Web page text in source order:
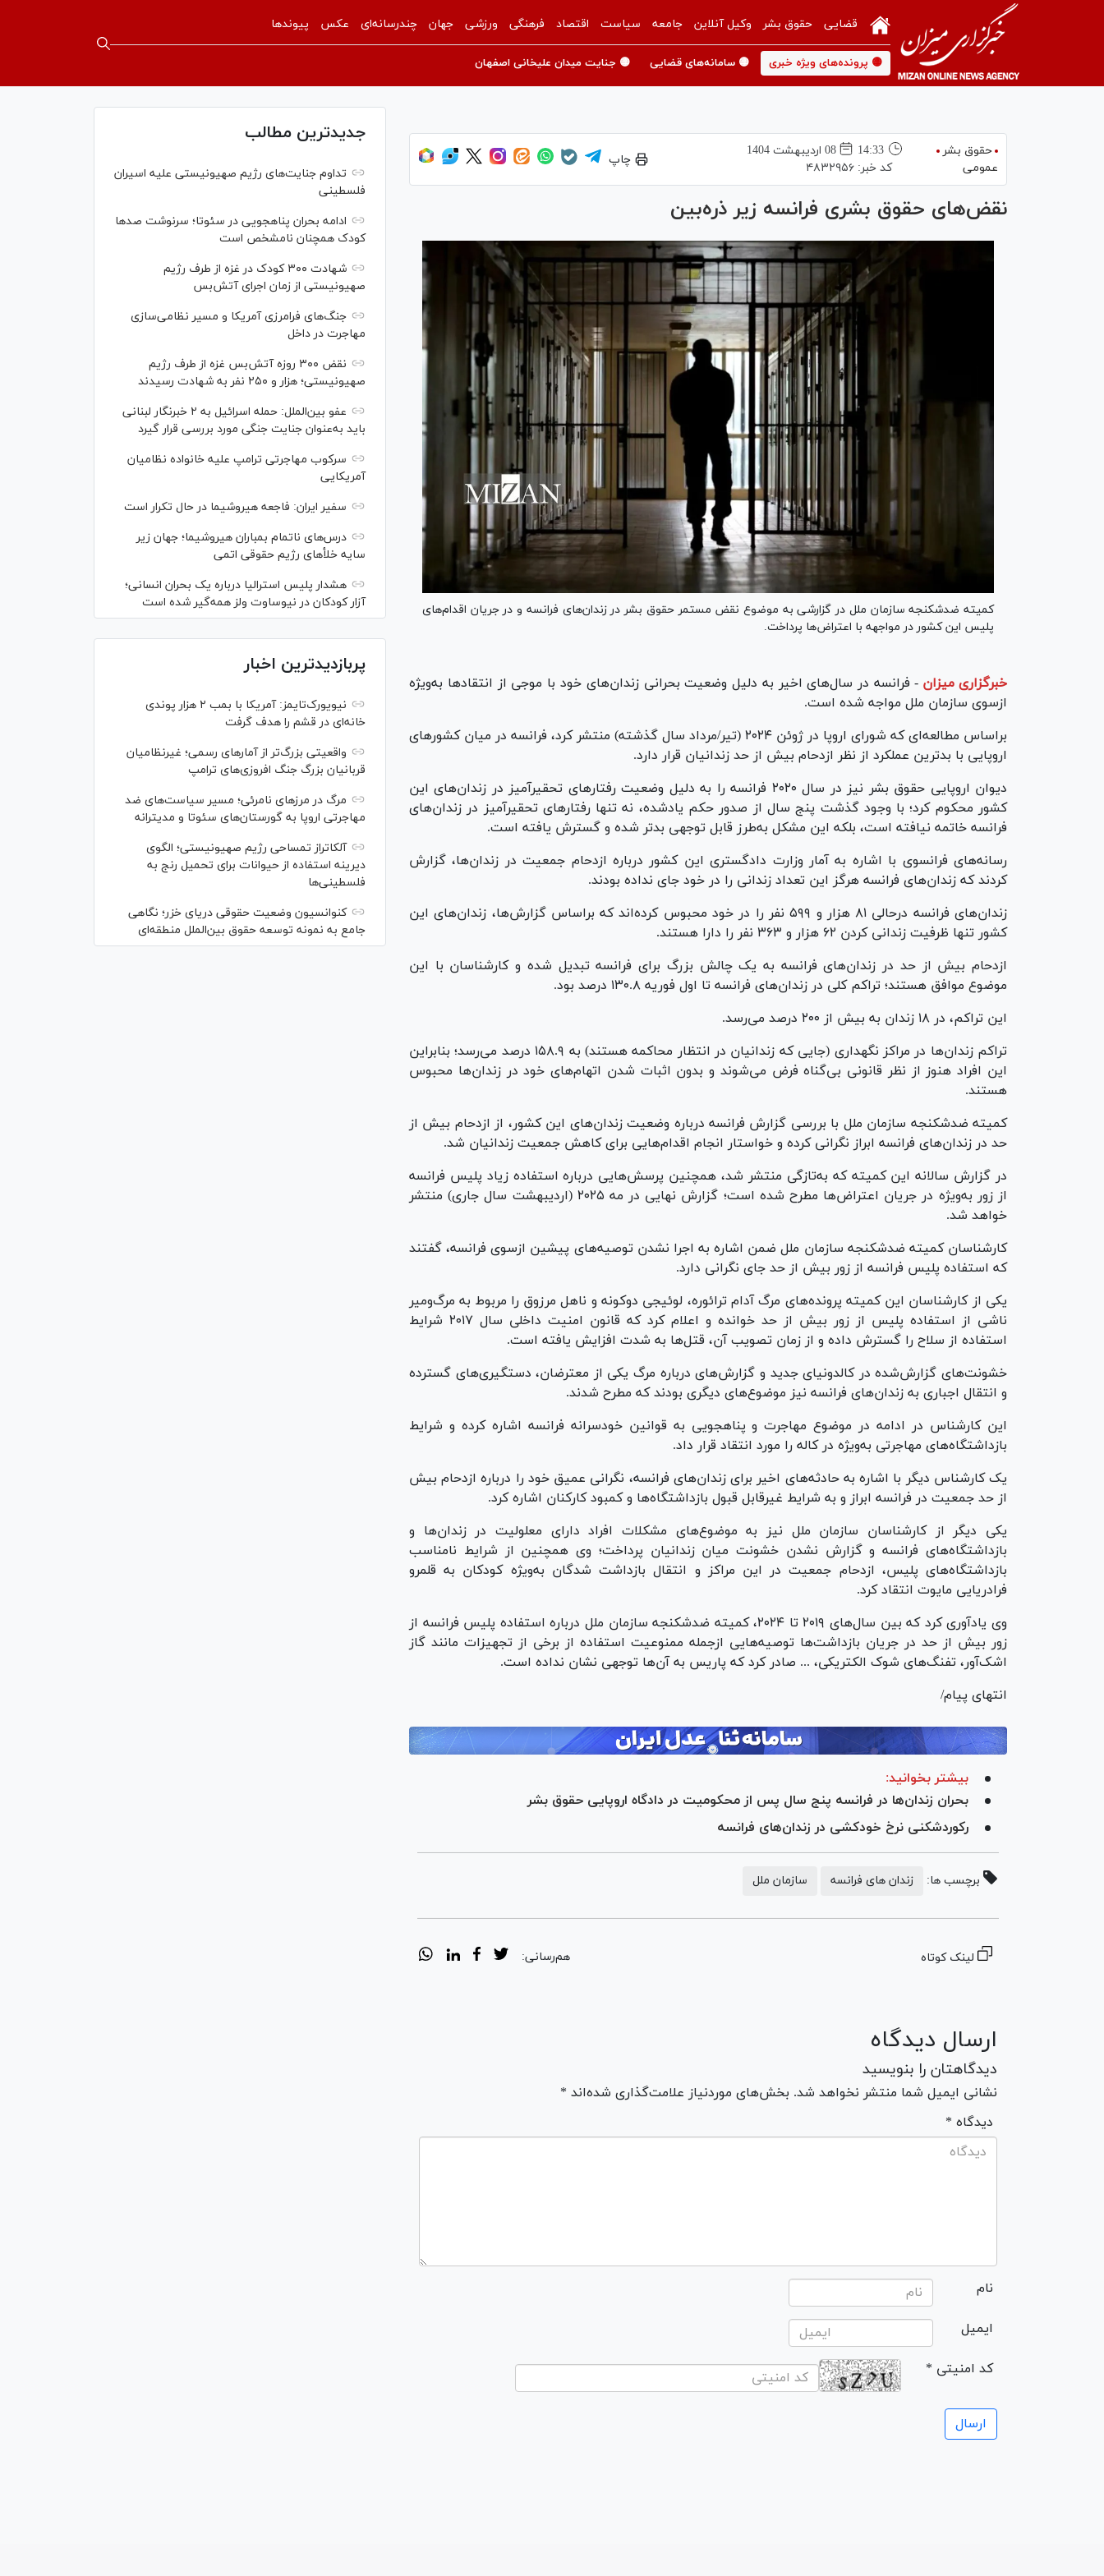
قضایی حقوق بشر وکیل آنلاین جامعه سیاست اقتصاد فرهنگی ورزشی جهان چندرسانه‌ای عکس پیوندها
🟡 پرونده‌های ویژه خبری 🟡 سامانه‌های قضایی 🟡 جنایت میدان علیخانی اصفهان
حقوق بشر
عمومی
14:33
08 ارديبهشت 1404
کد خبر: ۴۸۳۲۹۵۶
چاپ
نقض‌های حقوق بشری فرانسه زیر ذره‌بین
کمیته ضدشکنجه سازمان ملل در گزارشی به موضوع نقض مستمر حقوق بشر در زندان‌های فرانسه و در جریان اقدام‌های
پلیس این کشور در مواجهه با اعتراض‌ها پرداخت.
خبرگزاری میزان - فرانسه در سال‌های اخیر به دلیل وضعیت بحرانی زندان‌های خود با موجی از انتقاد‌ها به‌ویژه
ازسوی سازمان ملل مواجه شده است.
براساس مطالعه‌ای که شورای اروپا در ژوئن ۲۰۲۴ (تیر/مرداد سال گذشته) منتشر کرد، فرانسه در میان کشور‌های
اروپایی با بدترین عملکرد از نظر ازدحام بیش از حد زندانیان قرار دارد.
دیوان اروپایی حقوق بشر نیز در سال ۲۰۲۰ فرانسه را به دلیل وضعیت رفتار‌های تحقیرآمیز در زندان‌های این
کشور محکوم کرد؛ با وجود گذشت پنج سال از صدور حکم یادشده، نه تنها رفتار‌های تحقیرآمیز در زندان‌های
فرانسه خاتمه نیافته است، بلکه این مشکل به‌طرز قابل توجهی بدتر شده و گسترش یافته است.
رسانه‌های فرانسوی با اشاره به آمار وزارت دادگستری این کشور درباره ازدحام جمعیت در زندان‌ها، گزارش
کردند که زندان‌های فرانسه هرگز این تعداد زندانی را در خود جای نداده بودند.
زندان‌های فرانسه درحالی ۸۱ هزار و ۵۹۹ نفر را در خود محبوس کرده‌اند که براساس گزارش‌ها، زندان‌های این
کشور تنها ظرفیت زندانی کردن ۶۲ هزار و ۳۶۳ نفر را دارا هستند.
ازدحام بیش از حد در زندان‌های فرانسه به یک چالش بزرگ برای فرانسه تبدیل شده و کارشناسان با این
موضوع موافق هستند؛ تراکم کلی در زندان‌های فرانسه تا اول فوریه ۱۳۰.۸ درصد بود.
این تراکم، در ۱۸ زندان به بیش از ۲۰۰ درصد می‌رسد.
تراکم زندان‌ها در مراکز نگهداری (جایی که زندانیان در انتظار محاکمه هستند) به ۱۵۸.۹ درصد می‌رسد؛ بنابراین
این افراد هنوز از نظر قانونی بی‌گناه فرض می‌شوند و بدون اثبات شدن اتهام‌های خود در زندان‌ها محبوس
هستند.
کمیته ضدشکنجه سازمان ملل با بررسی گزارش فرانسه درباره وضعیت زندان‌های این کشور، از ازدحام بیش از
حد در زندان‌های فرانسه ابراز نگرانی کرده و خواستار انجام اقدام‌هایی برای کاهش جمعیت زندانیان شد.
در گزارش سالانه این کمیته که به‌تازگی منتشر شد، همچنین پرسش‌هایی درباره استفاده زیاد پلیس فرانسه
از زور به‌ویژه در جریان اعتراض‌ها مطرح شده است؛ گزارش نهایی در مه ۲۰۲۵ (اردیبهشت سال جاری) منتشر
خواهد شد.
کارشناسان کمیته ضدشکنجه سازمان ملل ضمن اشاره به اجرا نشدن توصیه‌های پیشین ازسوی فرانسه، گفتند
که استفاده پلیس فرانسه از زور بیش از حد جای نگرانی دارد.
یکی از کارشناسان این کمیته پرونده‌های مرگ آدام ترائوره، لوئیجی دوکونه و ناهل مرزوق را مربوط به مرگ‌ومیر
ناشی از استفاده پلیس از زور بیش از حد خوانده و اعلام کرد که قانون امنیت داخلی سال ۲۰۱۷ شرایط
استفاده از سلاح را گسترش داده و از زمان تصویب آن، قتل‌ها به شدت افزایش یافته است.
خشونت‌های گزارش‌شده در کالدونیای جدید و گزارش‌های درباره مرگ یکی از معترضان، دستگیری‌های گسترده
و انتقال اجباری به زندان‌های فرانسه نیز موضوع‌های دیگری بودند که مطرح شدند.
این کارشناس در ادامه در موضوع مهاجرت و پناهجویی به قوانین خودسرانه فرانسه اشاره کرده و شرایط
بازداشتگاه‌های مهاجرتی به‌ویژه در کاله را مورد انتقاد قرار داد.
یک کارشناس دیگر با اشاره به حادثه‌های اخیر برای زندان‌های فرانسه، نگرانی عمیق خود را درباره ازدحام بیش
از حد جمعیت در فرانسه ابراز و به شرایط غیرقابل قبول بازداشتگاه‌ها و کمبود کارکنان اشاره کرد.
یکی دیگر از کارشناسان سازمان ملل نیز به موضوع‌های مشکلات افراد دارای معلولیت در زندان‌ها و
بازداشتگاه‌های فرانسه و گزارش نشدن خشونت میان زندانیان پرداخت؛ وی همچنین از شرایط نامناسب
بازداشتگاه‌های پلیس، ازدحام جمعیت در این مراکز و انتقال بازداشت شدگان به‌ویژه کودکان به قلمرو
فرادریایی مایوت انتقاد کرد.
وی یادآوری کرد که بین سال‌های ۲۰۱۹ تا ۲۰۲۴، کمیته ضدشکنجه سازمان ملل درباره استفاده پلیس فرانسه از
زور بیش از حد در جریان بازداشت‌ها توصیه‌هایی ازجمله ممنوعیت استفاده از برخی از تجهیزات مانند گاز
اشک‌آور، تفنگ‌های شوک الکتریکی، ... صادر کرد که پاریس به آن‌ها توجهی نشان نداده است.
انتهای پیام/
بیشتر بخوانید:
بحران زندان‌ها در فرانسه پنج سال پس از محکومیت در دادگاه اروپایی حقوق بشر
رکوردشکنی نرخ خودکشی در زندان‌های فرانسه
برچسب ها: زندان های فرانسه سازمان ملل
لینک کوتاه هم‌رسانی:
ارسال دیدگاه
دیدگاهتان را بنویسید
نشانی ایمیل شما منتشر نخواهد شد. بخش‌های موردنیاز علامت‌گذاری شده‌اند *
* دیدگاه
نام
ایمیل
* کد امنیتی
جدیدترین مطالب
تداوم جنایت‌های رژیم صهیونیستی علیه اسیران
فلسطینی
ادامه بحران پناهجویی در سئوتا؛ سرنوشت صدها
کودک همچنان نامشخص است
شهادت ۳۰۰ کودک در غزه از طرف رژیم
صهیونیستی از زمان اجرای آتش‌بس
جنگ‌های فرامرزی آمریکا و مسیر نظامی‌سازی
مهاجرت در داخل
نقض ۳۰۰ روزه آتش‌بس غزه از طرف رژیم
صهیونیستی؛ هزار و ۲۵۰ نفر به شهادت رسیدند
عفو بین‌الملل: حمله اسرائیل به ۲ خبرنگار لبنانی
باید به‌عنوان جنایت جنگی مورد بررسی قرار گیرد
سرکوب مهاجرتی ترامپ علیه خانواده نظامیان
آمریکایی
سفیر ایران: فاجعه هیروشیما در حال تکرار است
درس‌های ناتمام بمباران هیروشیما؛ جهان زیر
سایه خلأ‌های رژیم حقوقی اتمی
هشدار پلیس استرالیا درباره یک بحران انسانی؛
آزار کودکان در نیوساوت ولز همه‌گیر شده است
پربازدیدترین اخبار
نیویورک‌تایمز: آمریکا با بمب ۲ هزار پوندی
خانه‌ای در قشم را هدف گرفت
واقعیتی بزرگ‌تر از آمار‌های رسمی؛ غیرنظامیان
قربانیان بزرگ جنگ افروزی‌های ترامپ
مرگ در مرز‌های نامرئی؛ مسیر سیاست‌های ضد
مهاجرتی اروپا به گورستان‌های سئوتا و مدیترانه
آلکاتراز تمساحی رژیم صهیونیستی؛ الگوی
دیرینه استفاده از حیوانات برای تحمیل رنج به
فلسطینی‌ها
کنوانسیون وضعیت حقوقی دریای خزر؛ نگاهی
جامع به نمونه توسعه حقوق بین‌الملل منطقه‌ای